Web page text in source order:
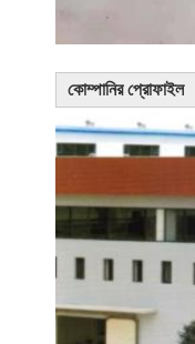
কোম্পানির প্রোফাইল